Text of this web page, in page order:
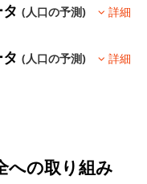
タ(人口の予測)
詳細
タ(人口の予測)
詳細
への取り組み